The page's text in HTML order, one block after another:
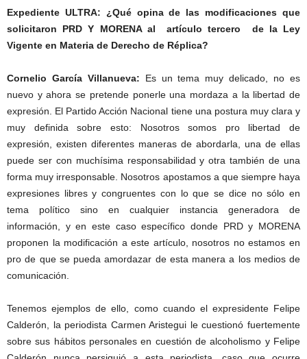
Expediente ULTRA: ¿Qué opina de las modificaciones que
solicitaron PRD Y MORENA al artículo tercero de la Ley
Vigente en Materia de Derecho de Réplica?
Cornelio García Villanueva: Es un tema muy delicado, no es
nuevo y ahora se pretende ponerle una mordaza a la libertad de
expresión. El Partido Acción Nacional tiene una postura muy clara y
muy definida sobre esto: Nosotros somos pro libertad de
expresión, existen diferentes maneras de abordarla, una de ellas
puede ser con muchísima responsabilidad y otra también de una
forma muy irresponsable. Nosotros apostamos a que siempre haya
expresiones libres y congruentes con lo que se dice no sólo en
tema político sino en cualquier instancia generadora de
información, y en este caso específico donde PRD y MORENA
proponen la modificación a este artículo, nosotros no estamos en
pro de que se pueda amordazar de esta manera a los medios de
comunicación.
Tenemos ejemplos de ello, como cuando el expresidente Felipe
Calderón, la periodista Carmen Aristegui le cuestionó fuertemente
sobre sus hábitos personales en cuestión de alcoholismo y Felipe